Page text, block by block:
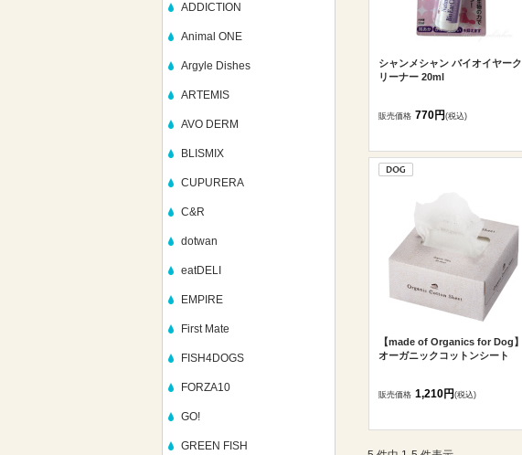
ADDICTION
Animal ONE
Argyle Dishes
ARTEMIS
AVO DERM
BLISMIX
CUPURERA
C&R
dotwan
eatDELI
EMPIRE
First Mate
FISH4DOGS
FORZA10
GO!
GREEN FISH
シャンメシャン バイオイヤーク
リーナー 20ml
販売価格 770円(税込)
【made of Organics for Dog】
オーガニックコットンシート
販売価格 1,210円(税込)